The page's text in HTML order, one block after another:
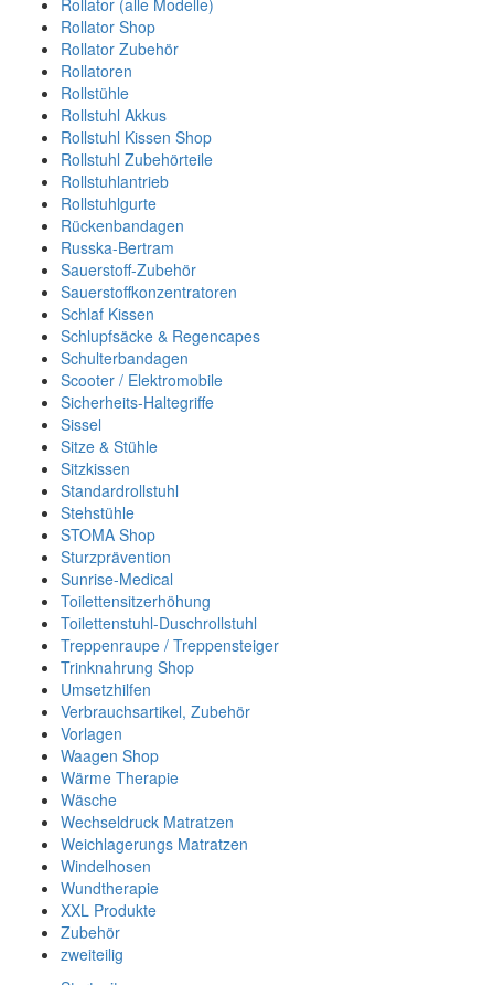
Rollator (alle Modelle)
Rollator Shop
Rollator Zubehör
Rollatoren
Rollstühle
Rollstuhl Akkus
Rollstuhl Kissen Shop
Rollstuhl Zubehörteile
Rollstuhlantrieb
Rollstuhlgurte
Rückenbandagen
Russka-Bertram
Sauerstoff-Zubehör
Sauerstoffkonzentratoren
Schlaf Kissen
Schlupfsäcke & Regencapes
Schulterbandagen
Scooter / Elektromobile
Sicherheits-Haltegriffe
Sissel
Sitze & Stühle
Sitzkissen
Standardrollstuhl
Stehstühle
STOMA Shop
Sturzprävention
Sunrise-Medical
Toilettensitzerhöhung
Toilettenstuhl-Duschrollstuhl
Treppenraupe / Treppensteiger
Trinknahrung Shop
Umsetzhilfen
Verbrauchsartikel, Zubehör
Vorlagen
Waagen Shop
Wärme Therapie
Wäsche
Wechseldruck Matratzen
Weichlagerungs Matratzen
Windelhosen
Wundtherapie
XXL Produkte
Zubehör
zweiteilig